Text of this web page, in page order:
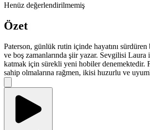
Henüz değerlendirilmemiş
Özet
Paterson, günlük rutin içinde hayatını
ve boş zamanlarında şiir yazar. Sevgilisi Laura
katmak için sürekli yeni hobiler denemektedir.
sahip olmalarına rağmen, ikisi huzurlu ve